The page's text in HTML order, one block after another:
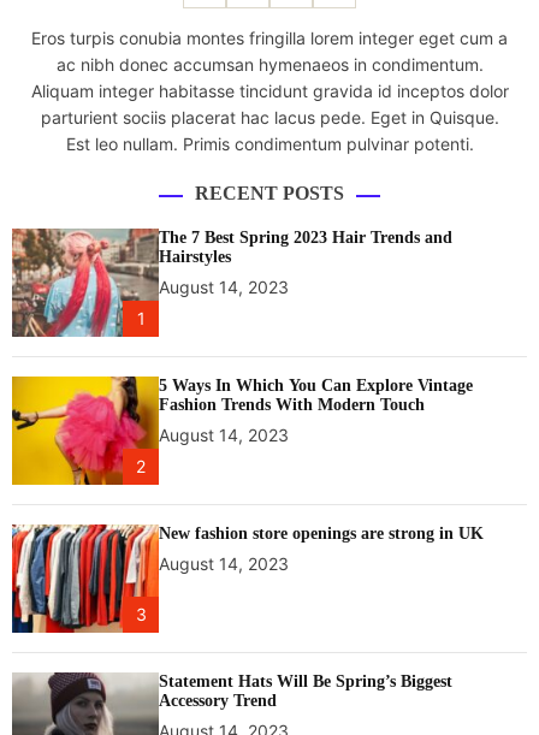
Eros turpis conubia montes fringilla lorem integer eget cum a
ac nibh donec accumsan hymenaeos in condimentum.
Aliquam integer habitasse tincidunt gravida id inceptos dolor
parturient sociis placerat hac lacus pede. Eget in Quisque.
Est leo nullam. Primis condimentum pulvinar potenti.
RECENT POSTS
1
The 7 Best Spring 2023 Hair Trends and
Hairstyles
August 14, 2023
2
5 Ways In Which You Can Explore Vintage
Fashion Trends With Modern Touch
August 14, 2023
3
New fashion store openings are strong in UK
August 14, 2023
Statement Hats Will Be Spring’s Biggest
Accessory Trend